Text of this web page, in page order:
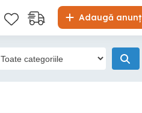
Adaugă anunț